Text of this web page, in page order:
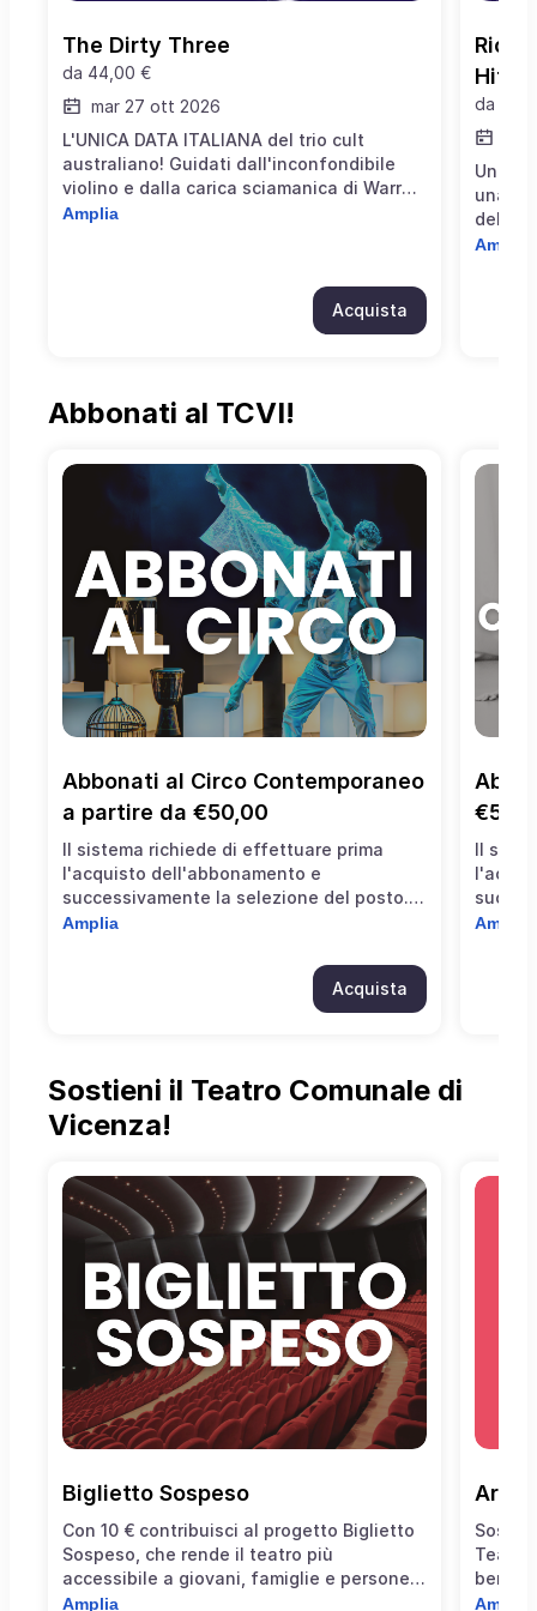
The Dirty Three
da 44,00 €
mar 27 ott 2026
L'UNICA DATA ITALIANA del trio cult
australiano! Guidati dall'inconfondibile
violino e dalla carica sciamanica di Warren
Ellis (storico braccio destro di Nick Cave), i
sonica. Un evento imperdibile per la storia
Amplia
Acquista
da
Un
una
del
solo
Amplia
Abbonati al TCVI!
Abbonati al Circo Contemporaneo
a partire da €50,00
Il sistema richiede di effettuare prima
l'acquisto dell'abbonamento e
successivamente la selezione del posto.
Per scegliere fila e posto è necessario
e selezionare "abbonamenti".
Amplia
Acquista
Il
Per
Amplia
Sostieni il Teatro Comunale di
Vicenza!
Biglietto Sospeso
Con 10 € contribuisci al progetto Biglietto
Sospeso, che rende il teatro più
accessibile a giovani, famiglie e persone
in situazione di fragilità economica o
Amplia
Art
Teatro
65%
Amplia